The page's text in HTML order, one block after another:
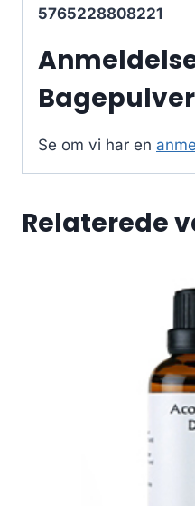
5765228808221
Se om vi har en
Relaterede